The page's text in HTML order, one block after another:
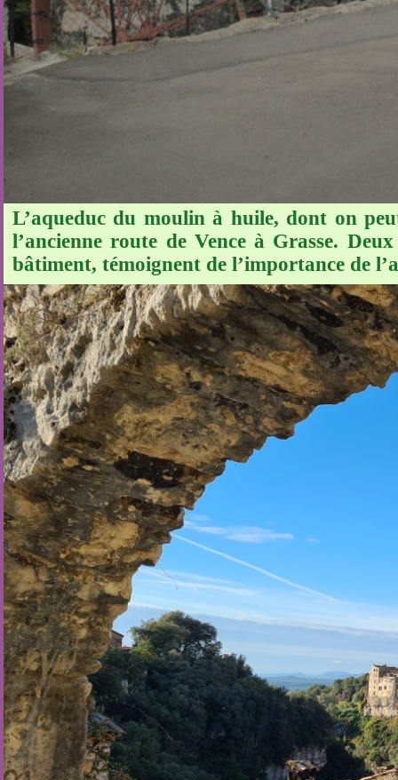
L’aqueduc du moulin à huile, dont on
l’ancienne route de Vence à Grasse.
bâtiment, témoignent de l’importance de